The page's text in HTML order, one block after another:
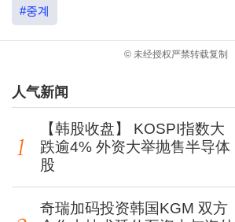
#중계
© 未经授权严禁转载复制
人气新闻
【韩股收盘】 KOSPI指数大
跌逾4% 外资大举抛售半导体
股
奇瑞加码投资韩国KGM 双方